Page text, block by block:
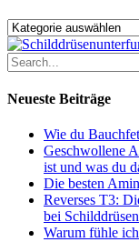
Kategorien
Neueste Beiträge
Wie du
Geschwollene
ist und was du
Die besten
Reverses T3:
bei
Warum fühle